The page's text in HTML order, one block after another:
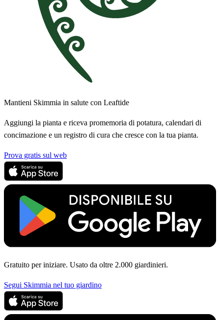
Mantieni Skimmia in salute con Leaftide
Aggiungi la pianta e riceva promemoria di potatura, calendari di
concimazione e un registro di cura che cresce con la tua pianta.
Prova gratis sul web
Gratuito per iniziare. Usato da oltre 2.000 giardinieri.
Segui Skimmia nel tuo giardino